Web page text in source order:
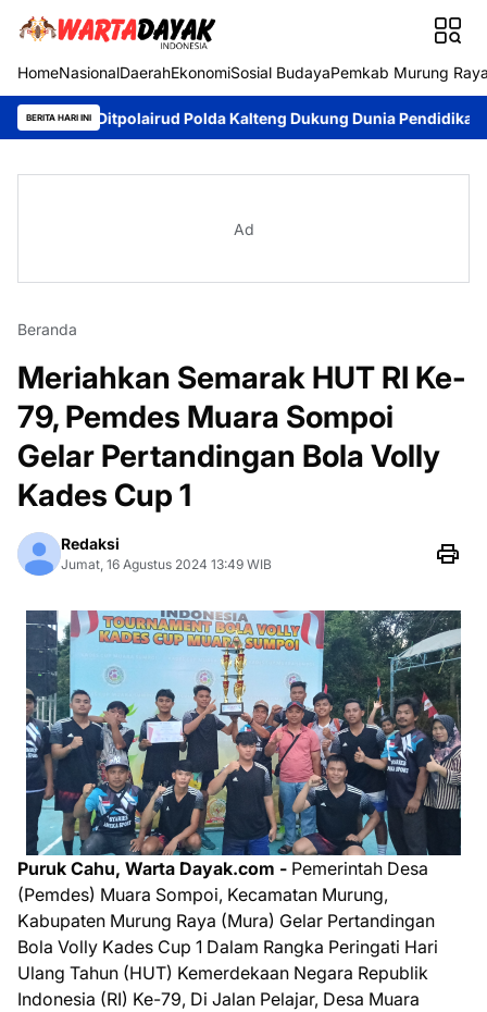
HomeNasionalDaerahEkonomiSosial BudayaPemkab Murung
BERITA HARI INI
Ditpolairud Polda Kalteng Dukung Dunia Pendidikan Lewat
Ad
Beranda
Meriahkan Semarak HUT RI Ke-
79, Pemdes Muara Sompoi
Gelar Pertandingan Bola Volly
Kades Cup 1
Redaksi
Jumat, 16 Agustus 2024 13:49 WIB
Puruk Cahu, Warta Dayak.com - Pemerintah Desa
(Pemdes) Muara Sompoi, Kecamatan Murung,
Kabupaten Murung Raya (Mura) Gelar Pertandingan
Bola Volly Kades Cup 1 Dalam Rangka Peringati Hari
Ulang Tahun (HUT) Kemerdekaan Negara Republik
Indonesia (RI) Ke-79, Di Jalan Pelajar, Desa Muara